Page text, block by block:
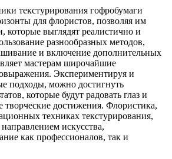
текстурирования гофробумаги
для флористов, позволяя им
которые выглядят реалистично и
разнообразных методов,
и включение дополнительных
мастерам широчайшие
Экспериментируя и
подходы, можно достигнуть
которые будут радовать глаз и
творческие достижения. Флористика,
техниках текстурирования,
искусства,
как профессионалов, так и